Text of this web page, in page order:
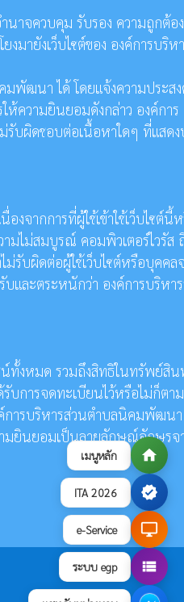
เมนูหลัก home
ITA 2026 verified
e-Service desktop_windows
ระบบ egp view_list
นาจควบคุม รับรอง ความถูกต้อง
มายังเว็บไซต์ของ องค์การบริห
มพัฒนา ได้ โดยแจ้งความประส
ห้ความยินยอมดังกล่าว องค์การ
รับผิดชอบต่อเนื้อหาใดๆ ที่แสด
จากการที่ผู้ใช้เข้าใช้เว็บไซต์นี้
ามไม่สมบูรณ์ คอมพิวเตอร์ไวรัส
รับผิดต่อผู้ใช้เว็บไซต์หรือบุคคล
บและตระหนักว่า องค์การบริหา
ทั้งหมด รวมถึงสิทธิในทรัพย์สิน
การจดทะเบียนไว้หรือไม่ก็ตาม
การบริหารส่วนตำบลนิคมพัฒนา
ามยินยอมเป็นลายลักษณ์อักษรจ